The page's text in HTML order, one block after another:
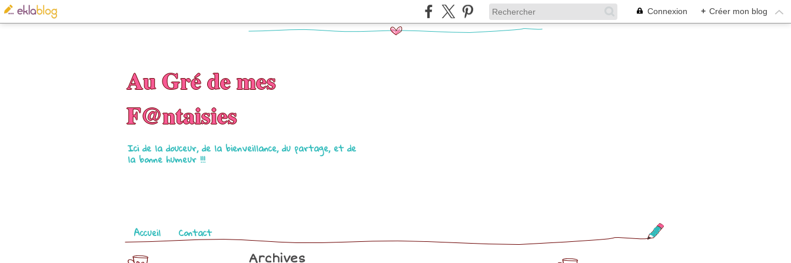
Connexion + Créer mon blog
Au Gré de mes
F@ntaisies
Ici de la douceur, de la bienveillance, du partage, et de
la bonne humeur !!!
Pages
Accueil Contact
Archives